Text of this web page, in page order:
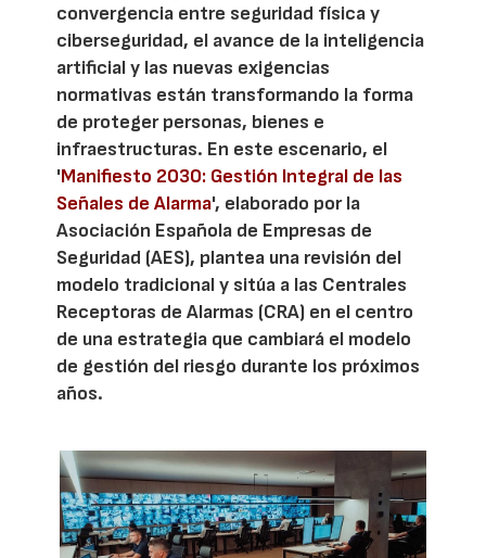
convergencia entre seguridad física y
ciberseguridad, el avance de la inteligencia
artificial y las nuevas exigencias
normativas están transformando la forma
de proteger personas, bienes e
infraestructuras. En este escenario, el
'Manifiesto 2030: Gestión Integral de las
Señales de Alarma', elaborado por la
Asociación Española de Empresas de
Seguridad (AES), plantea una revisión del
modelo tradicional y sitúa a las Centrales
Receptoras de Alarmas (CRA) en el centro
de una estrategia que cambiará el modelo
de gestión del riesgo durante los próximos
años.